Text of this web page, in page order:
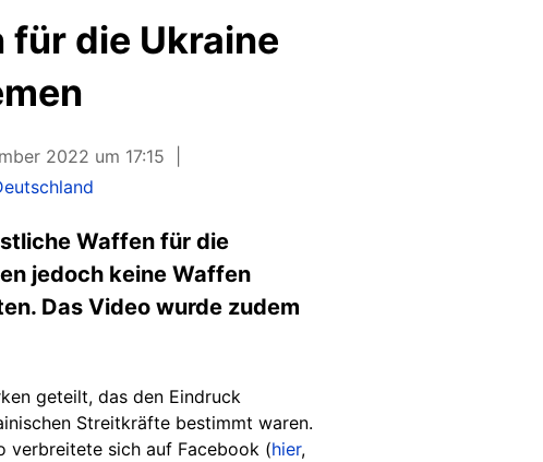
für die Ukraine
2022 um 17:15
Waffen für die
jedoch keine Waffen
Das Video wurde zudem
geteilt, das den Eindruck
Streitkräfte bestimmt waren.
verbreitete sich auf Facebook (hier,